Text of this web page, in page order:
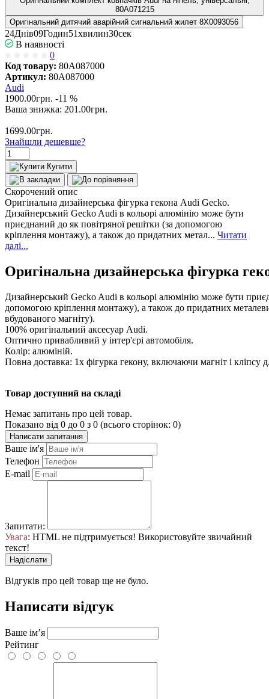
80A071215
Оригінальний дитячий аварійний сигнальний жилет 8X0093056
24Днів09Годин51хвилин30сек
В наявності
0
Код товару: 80A087000
Артикул: 80A087000
Audi
1900.00грн. -11 %
Ваша знижка: 201.00грн.
1699.00грн.
Знайшли дешевше?
Купити
Скорочений опис
Оригінальна дизайнерська фігурка гекона Audi Gecko.
Дизайнерський Gecko Audi в кольорі алюмінію може бути
приєднаний до як повітряної решітки (за допомогою
кріплення монтажу), а також до придатних метал... Читати
далі...
Оригінальна дизайнерська фігурка
Дизайнерський Gecko Audi в кольорі алюмінію може бути
допомогою кріплення монтажу), а також до придатних
вбудованого магніту).
100% оригінальний аксесуар Audi.
Оптично привабливий у інтер'єрі автомобіля.
Колір: алюміній.
Повна доставка: 1x фігурка гекону, включаючи магніт і кліпсу
Товар доступний на складі
Немає запитань про цей товар.
Показано від 0 до 0 з 0 (всього сторінок: 0)
Написати запитання
Ваше ім'я
Телефон
E-mail
Запитати:
Увага: HTML не підтримується! Використовуйте звичайний
текст!
Надіслати
Відгуків про цей товар ще не було.
Написати відгук
Ваше ім’я
Рейтинг